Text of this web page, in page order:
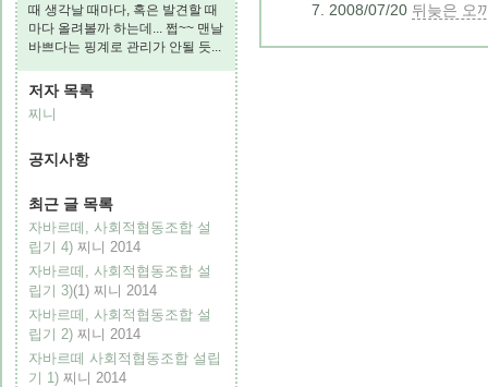
때 생각날 때마다, 혹은 발견할 때
마다 올려볼까 하는데... 쩝~~ 맨날
바쁘다는 핑계로 관리가 안될 듯...
저자 목록
찌니
공지사항
최근 글 목록
자바르떼, 사회적협동조합 설
립기 4) 찌니 2014
자바르떼, 사회적협동조합 설
립기 3)(1) 찌니 2014
자바르떼, 사회적협동조합 설
립기 2) 찌니 2014
자바르떼 사회적협동조합 설립
기 1) 찌니 2014
2008/07/20 뒤늦은 오